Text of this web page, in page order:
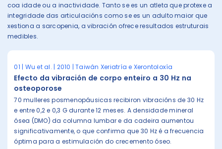
coa idade ou a inactividade. Tanto se es un atleta que protexe a
integridade das articulacións como se es un adulto maior que
xestiona a sarcopenia, a vibración ofrece resultados estruturais
medibles.
01 | Wu et al. | 2010 | Taiwán Xeriatría e Xerontoloxía
Efecto da vibración de corpo enteiro a 30 Hz na
osteoporose
70 mulleres posmenopáusicas recibiron vibracións de 30 Hz
e entre 0,2 e 0,3 G durante 12 meses. A densidade mineral
ósea (DMO) da columna lumbar e da cadeira aumentou
significativamente, o que confirma que 30 Hz é a frecuencia
óptima para a estimulación do crecemento óseo.